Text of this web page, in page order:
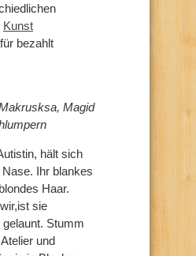
Kunst
bezahlt
Magid
hält sich
Ihr blankes
Haar.
sie
Stumm
und